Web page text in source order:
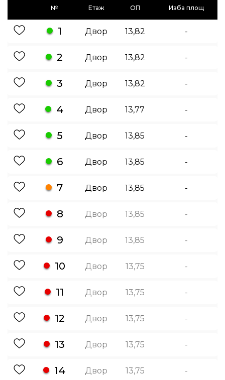
№ Етаж ОП Изба площ
1 Двор 13,82 -
2 Двор 13,82 -
3 Двор 13,82 -
4 Двор 13,77 -
5 Двор 13,85 -
6 Двор 13,85 -
7 Двор 13,85 -
8 Двор 13,85 -
9 Двор 13,85 -
10 Двор 13,75 -
11 Двор 13,75 -
12 Двор 13,75 -
13 Двор 13,75 -
14 Двор 13,75 -